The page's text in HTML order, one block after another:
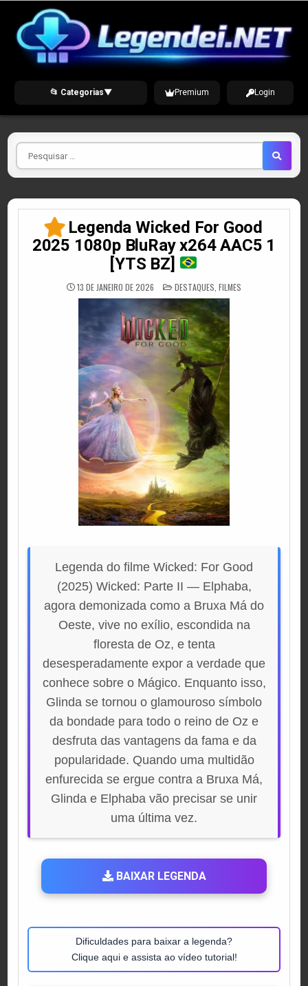
content
📂 Categorias▼ Premium Login
Pesquisar
por
Legenda Wicked For Good
2025 1080p BluRay x264 AAC5 1
[YTS BZ]
13 DE JANEIRO DE 2026 POSTED
IN
DESTAQUES FILMES
Legenda do filme Wicked: For Good
(2025) Wicked: Parte II — Elphaba,
agora demonizada como a Bruxa Má do
Oeste, vive no exílio, escondida na
floresta de Oz, e tenta
desesperadamente expor a verdade que
conhece sobre o Mágico. Enquanto isso,
Glinda se tornou o glamouroso símbolo
da bondade para todo o reino de Oz e
desfruta das vantagens da fama e da
popularidade. Quando uma multidão
enfurecida se ergue contra a Bruxa Má,
Glinda e Elphaba vão precisar se unir
uma última vez.
BAIXAR LEGENDA
Dificuldades para baixar a legenda?
Clique aqui e assista ao vídeo tutorial!